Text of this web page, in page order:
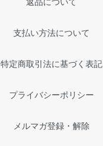
支払い方法について
特定商取引法に基づく表記
プライバシーポリシー
メルマガ登録・解除